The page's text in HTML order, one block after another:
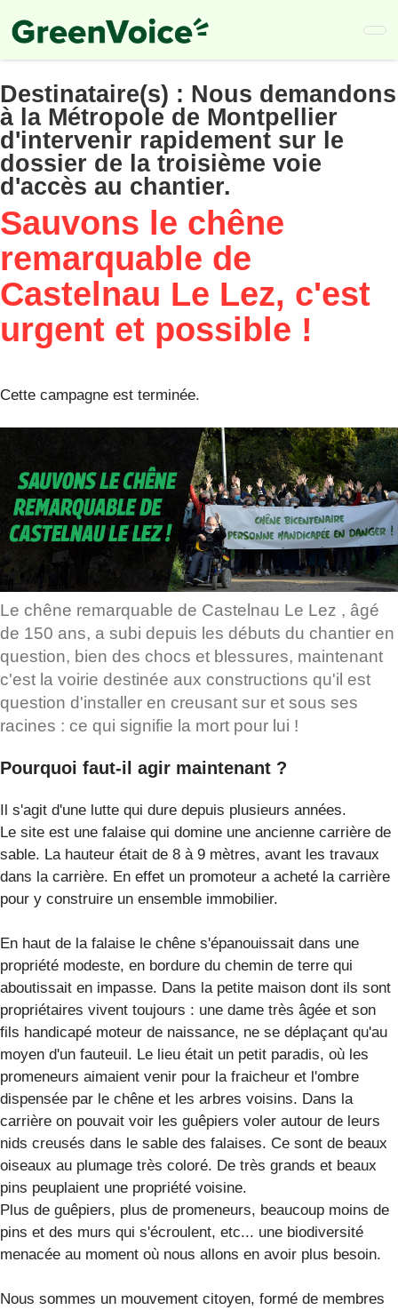
to
main
Destinataire(s) : Nous demandons
à la Métropole de Montpellier
d'intervenir rapidement sur le
dossier de la troisième voie
d'accès au chantier.
Sauvons le chêne
remarquable de
Castelnau Le Lez, c'est
urgent et possible !
Cette campagne est terminée.
Le chêne remarquable de Castelnau Le Lez , âgé
de 150 ans, a subi depuis les débuts du chantier en
question, bien des chocs et blessures, maintenant
c'est la voirie destinée aux constructions qu'il est
question d'installer en creusant sur et sous ses
racines : ce qui signifie la mort pour lui !
Pourquoi faut-il agir maintenant ?
Il s'agit d'une lutte qui dure depuis plusieurs années.
Le site est une falaise qui domine une ancienne carrière de
sable. La hauteur était de 8 à 9 mètres, avant les travaux
dans la carrière. En effet un promoteur a acheté la carrière
pour y construire un ensemble immobilier.
En haut de la falaise le chêne s'épanouissait dans une
propriété modeste, en bordure du chemin de terre qui
aboutissait en impasse. Dans la petite maison dont ils sont
propriétaires vivent toujours : une dame très âgée et son
fils handicapé moteur de naissance, ne se déplaçant qu'au
moyen d'un fauteuil. Le lieu était un petit paradis, où les
promeneurs aimaient venir pour la fraicheur et l'ombre
dispensée par le chêne et les arbres voisins. Dans la
carrière on pouvait voir les guêpiers voler autour de leurs
nids creusés dans le sable des falaises. Ce sont de beaux
oiseaux au plumage très coloré. De très grands et beaux
pins peuplaient une propriété voisine.
Plus de guêpiers, plus de promeneurs, beaucoup moins de
pins et des murs qui s'écroulent, etc... une biodiversité
menacée au moment où nous allons en avoir plus besoin.
Nous sommes un mouvement citoyen, formé de membres